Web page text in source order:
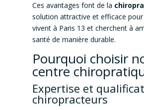
Ces avantages font de la
solution attractive et efficace pour
vivent à Paris 13 et cherchent à
santé de manière durable.
Pourquoi choisir
centre
Expertise et
chiropracteurs